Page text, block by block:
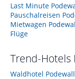
Last Minute
Pauschalreisen
Mietwagen
Flüge
Trend-Hotels
Waldhotel Podewall